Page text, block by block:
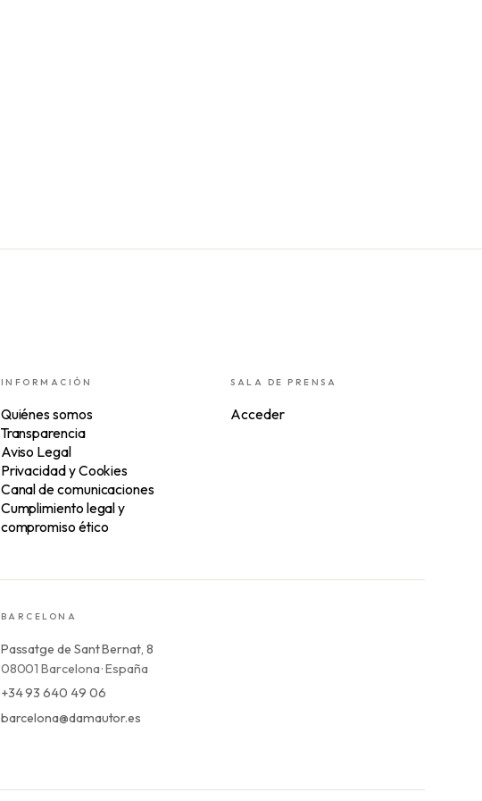
INFORMACIÓN
Quiénes somos
Transparencia
Aviso Legal
Privacidad y Cookies
Canal de comunicaciones
Cumplimiento legal y
compromiso ético
SALA DE PRENSA
Acceder
BARCELONA
Passatge de Sant Bernat, 8
08001 Barcelona · España
+34 93 640 49 06
barcelona@damautor.es